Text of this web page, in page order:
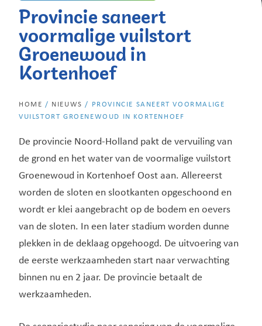
Provincie saneert
voormalige vuilstort
Groenewoud in
Kortenhoef
HOME / NIEUWS /
PROVINCIE SANEERT VOORMALIGE
VUILSTORT GROENEWOUD IN KORTENHOEF
De provincie Noord-Holland pakt de vervuiling van
de grond en het water van de voormalige vuilstort
Groenewoud in Kortenhoef Oost aan. Allereerst
worden de sloten en slootkanten opgeschoond en
wordt er klei aangebracht op de bodem en oevers
van de sloten. In een later stadium worden dunne
plekken in de deklaag opgehoogd. De uitvoering van
de eerste werkzaamheden start naar verwachting
binnen nu en 2 jaar. De provincie betaalt de
werkzaamheden.